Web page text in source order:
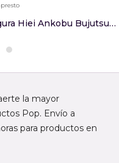
Figura Hiei Ankobu Bujutsukai Yu Yu Hakusho 14cm
la mayor
Pop. Envío a
para productos en